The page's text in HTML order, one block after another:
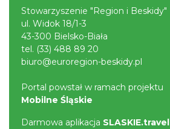
Stowarzyszenie "Region i Beskidy"
ul. Widok 18/1-3
43-300 Bielsko-Biała
tel. (33) 488 89 20
biuro@euroregion-beskidy.pl
Portal powstał w ramach projektu
Mobilne Śląskie
Darmowa aplikacja SLASKIE.travel